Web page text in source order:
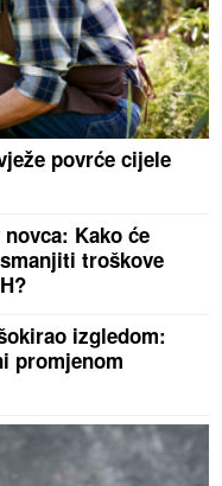
povrće cijele
Kako će
troškove
izgledom:
promjenom